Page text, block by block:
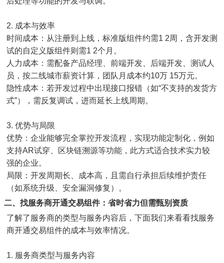
2. 成本与效率
时间成本：从注册到上线，标准版组件约需1 2周，含开发测
试的自定义版组件则需1 2个月。
人力成本：需配备产品经理、前端开发、后端开发、测试人
员，按二线城市薪资计算，团队月成本约10万 15万元。
隐性成本：若开发过程中出现接口报错（如“不支持的发货方
式”），需反复调试，进而延长上线周期。
3. 优势与局限
优势：企业能够完全掌控开发流程，实现功能定制化，例如
支持AR试穿、区块链溯源等功能，此方式适合技术实力较
强的企业。
局限：开发周期长、成本高，且需自行承担后续维护责任
（如系统升级、安全漏洞修复）。
二、找服务商开通交易组件：省时省力但需甄别资质
了解了服务商的类型与服务内容后，下面我们来看看找服务
商开通交易组件的成本与效率情况。
1. 服务商类型与服务内容